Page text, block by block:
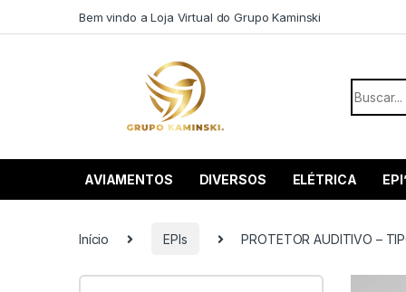
Bem vindo a Loja Virtual do Grupo Kaminski
AVIAMENTOS DIVERSOS ELÉTRICA
Início EPIs PROTETOR AUDITIVO –